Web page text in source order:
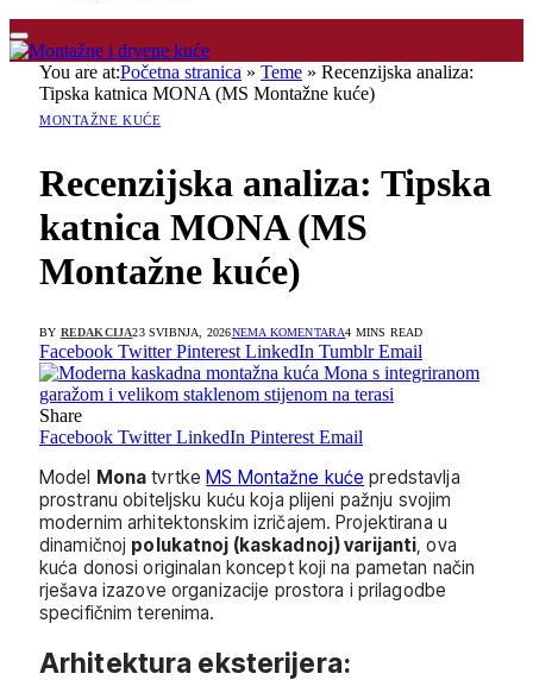
You are at:Početna stranica » Teme » Recenzijska analiza:
Tipska katnica MONA (MS Montažne kuće)
MONTAŽNE KUĆE
Recenzijska analiza: Tipska
katnica MONA (MS
Montažne kuće)
BY REDAKCIJA23 SVIBNJA, 2026NEMA KOMENTARA4 MINS READ
Facebook Twitter Pinterest LinkedIn Tumblr Email
Share
Facebook Twitter LinkedIn Pinterest Email
Model Mona tvrtkeMS Montažne kuće predstavlja
prostranu obiteljsku kuću koja plijeni pažnju svojim
modernim arhitektonskim izričajem. Projektirana u
dinamičnoj polukatnoj (kaskadnoj) varijanti, ova
kuća donosi originalan koncept koji na pametan način
rješava izazove organizacije prostora i prilagodbe
specifičnim terenima.
Arhitektura eksterijera: